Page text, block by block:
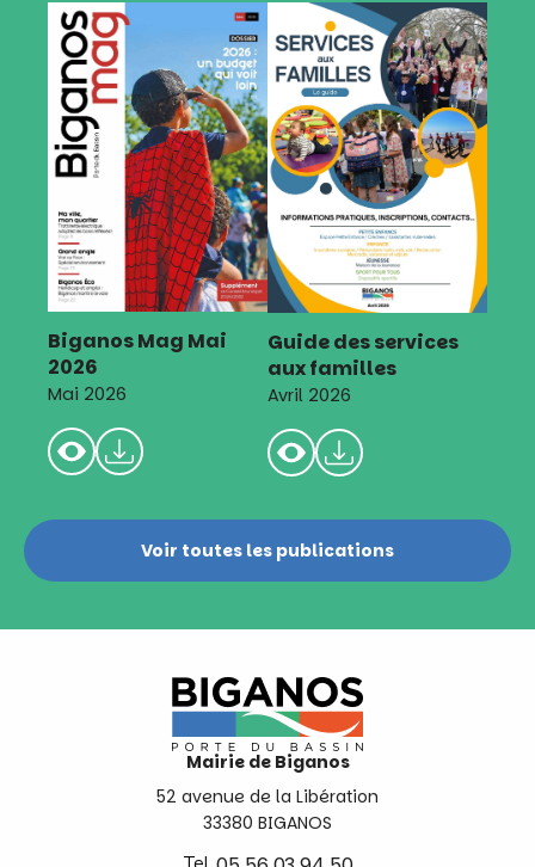
Biganos Mag Mai
2026
Mai 2026
Guide des services
aux familles
Avril 2026
Voir toutes les publications
Mairie de Biganos
52 avenue de la Libération
33380 BIGANOS
Tel.